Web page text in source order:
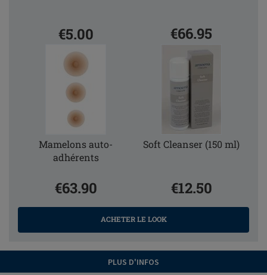
€5.00 €66.95
Mamelons auto-
adhérents
€63.90
Soft Cleanser (150 ml)
€12.50
ACHETER LE LOOK
PLUS D'INFOS